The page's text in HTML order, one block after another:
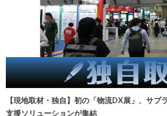
【現地取材・独自】初の「物流DX展」、サプ
支援ソリューションが集結